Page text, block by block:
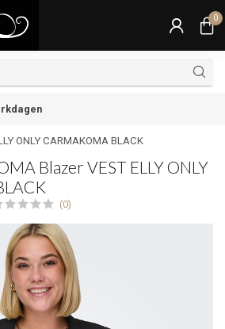
0
ONLY CARMAKOMA BLACK
Blazer VEST ELLY ONLY
(0)